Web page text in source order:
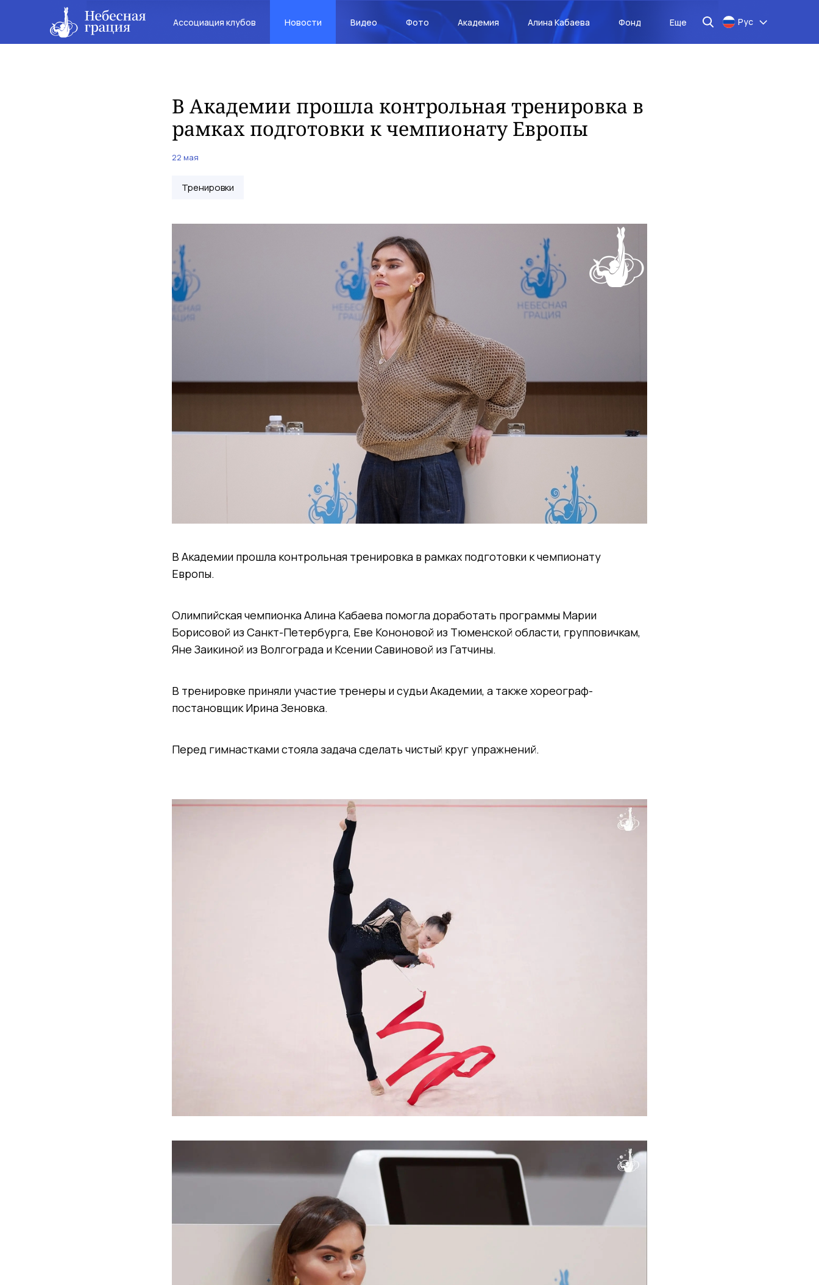
Ассоциация клубов Новости Видео Фото Академия Алина Кабаева Фонд Еще Рус
В Академии прошла контрольная тренировка в
рамках подготовки к чемпионату Европы
22 мая
Тренировки
В Академии прошла контрольная тренировка в рамках подготовки к чемпионату
Европы.
Олимпийская чемпионка Алина Кабаева помогла доработать программы Марии
Борисовой из Санкт-Петербурга, Еве Кононовой из Тюменской области, групповичкам,
Яне Заикиной из Волгограда и Ксении Савиновой из Гатчины.
В тренировке приняли участие тренеры и судьи Академии, а также хореограф-
постановщик Ирина Зеновка.
Перед гимнастками стояла задача сделать чистый круг упражнений.